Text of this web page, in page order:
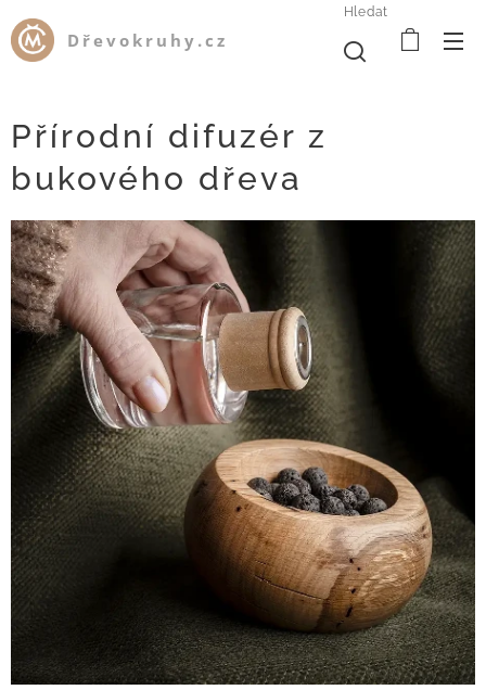
Dřevokruhy.cz
Hledat
Přírodní difuzér z
bukového dřeva